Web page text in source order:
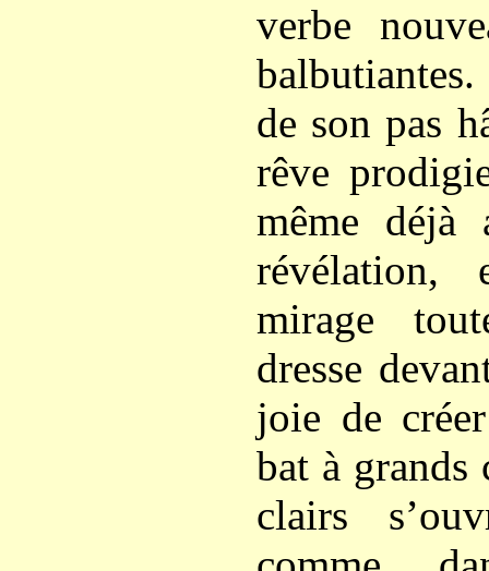
verbe
de son pas
rêve
même déjà
mirage
dresse
joie de
bat à grands
clairs